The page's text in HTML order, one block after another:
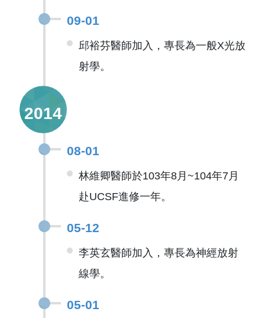
09-01
邱裕芬醫師加入，專長為一般X光放
射學。
2014
08-01
林維卿醫師於103年8月~104年7月
赴UCSF進修一年。
05-12
李英玄醫師加入，專長為神經放射
線學。
05-01